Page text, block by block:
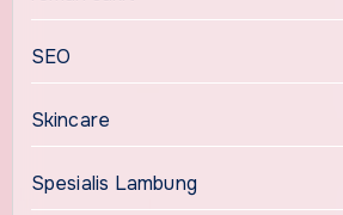
SEO
Skincare
Spesialis Lambung